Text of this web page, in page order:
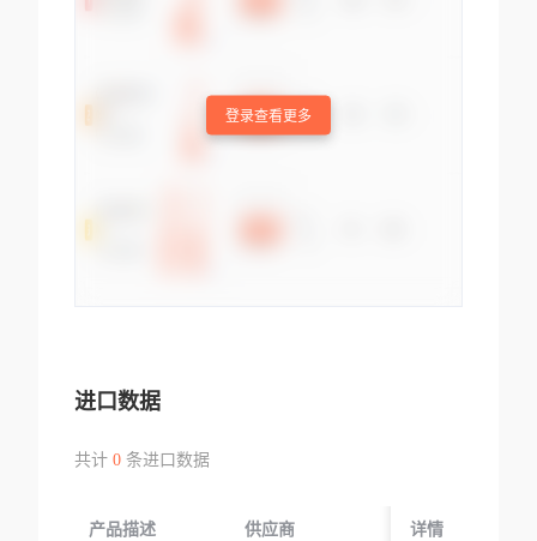
登录查看更多
进口数据
共计 0条进口数据
产品描述 供应商 起运国/地区
详情